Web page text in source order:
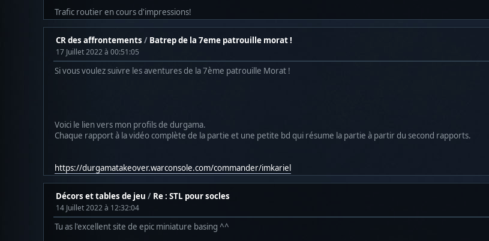
Trafic routier en cours d'impressions!
CR des affrontements / Batrep de la 7eme patrouille morat !
17 Juillet 2022 à 00:51:05
Si vous voulez suivre les aventures de la 7ème patrouille Morat !
Voici le lien vers mon profils de durgama.
Chaque rapport à la vidéo complète de la partie et une petite bd qui résume la partie à partir du second rapports.
https://durgamatakeover.warconsole.com/commander/imkariel
Décors et tables de jeu / Re : STL pour socles
14 Juillet 2022 à 12:32:04
Tu as l'excellent site de epic miniature basing ^^